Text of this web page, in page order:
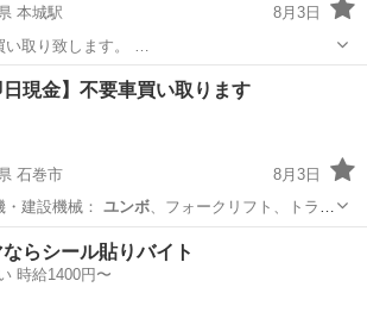
本城駅
8月3日
本城駅 その他 ユンボ
日現金】不要車買い取ります
石巻市
8月3日
建設機械： ユンボ、フォークリフト、トラク
その他 無料
ならシール貼りバイト
時給1400円〜